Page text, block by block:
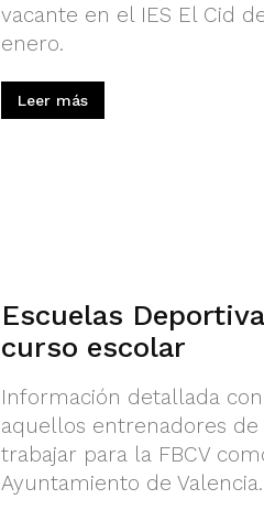
vacante en el IES El Cid
enero.
Leer más
Escuelas
curso escolar
Información detallada
aquellos entrenadores
trabajar para la FBCV
Ayuntamiento de Valencia.